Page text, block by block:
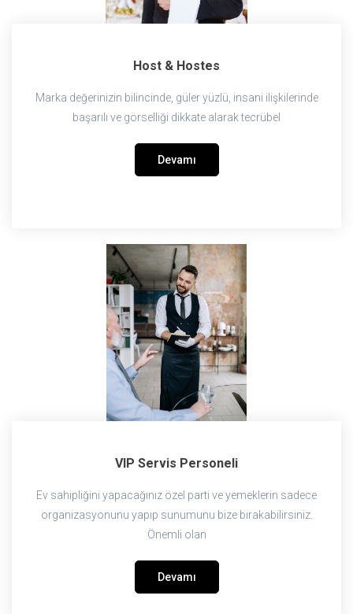
Host & Hostes
Marka değerinizin bilincinde, güler yüzlü, insani ilişkilerinde
başarılı ve görselliği dikkate alarak tecrübel
Devamı
VIP Servis Personeli
Ev sahipliğini yapacağınız özel parti ve yemeklerin sadece
organizasyonunu yapıp sunumunu bize bırakabilirsiniz.
Önemli olan
Devamı